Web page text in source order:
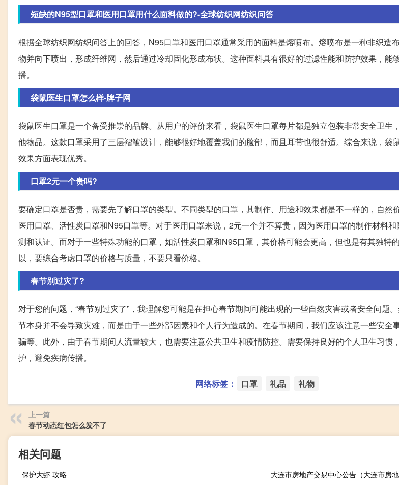
短缺的N95型口罩和医用口罩用什么面料做的?-全球纺织网纺织问答
根据全球纺织网纺织问答上的回答，N95口罩和医用口罩通常采用的面料是熔喷布。熔喷布是一种非织造
物并向下喷出，形成纤维网，然后通过冷却固化形成布状。这种面料具有很好的过滤性能和防护效果，能
播。
袋鼠医生口罩怎么样-牌子网
袋鼠医生口罩是一个备受推崇的品牌。从用户的评价来看，袋鼠医生口罩每片都是独立包装非常安全卫生
他物品。这款口罩采用了三层褶皱设计，能够很好地覆盖我们的脸部，而且耳带也很舒适。综合来说，袋
效果方面表现优秀。
口罩2元一个贵吗?
要确定口罩是否贵，需要先了解口罩的类型。不同类型的口罩，其制作、用途和效果都是不一样的，自然
医用口罩、活性炭口罩和N95口罩等。对于医用口罩来说，2元一个并不算贵，因为医用口罩的制作材料
测和认证。而对于一些特殊功能的口罩，如活性炭口罩和N95口罩，其价格可能会更高，但也是有其独特
以，要综合考虑口罩的价格与质量，不要只看价格。
春节别过灾了?
对于您的问题，“春节别过灾了”，我理解您可能是在担心春节期间可能出现的一些自然灾害或者安全问题
节本身并不会导致灾难，而是由于一些外部因素和个人行为造成的。在春节期间，我们应该注意一些安全
骗等。此外，由于春节期间人流量较大，也需要注意公共卫生和疫情防控。需要保持良好的个人卫生习惯
护，避免疾病传播。
网络标签： 口罩 礼品 礼物
上一篇
春节动态红包怎么发不了
相关问题
保护大虾 攻略 大连市房地产交易中心公告（大连市房地